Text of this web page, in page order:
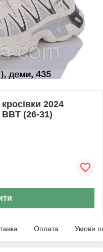
2024
(26-31)
Оплата Умови